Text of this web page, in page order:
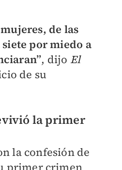
de las
siete por miedo a
, dijo El
de su
la primer
la confesión de
primer crimen